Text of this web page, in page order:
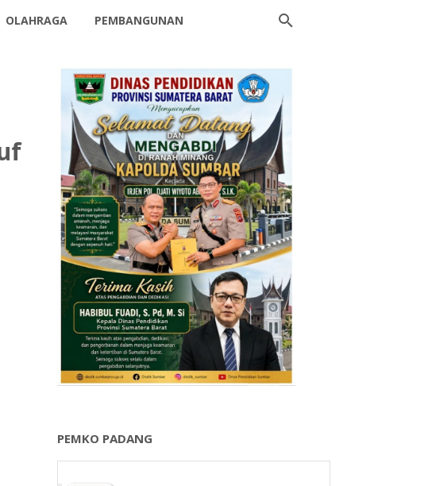
OLAHRAGA PEMBANGUNAN
PEMKO PADANG